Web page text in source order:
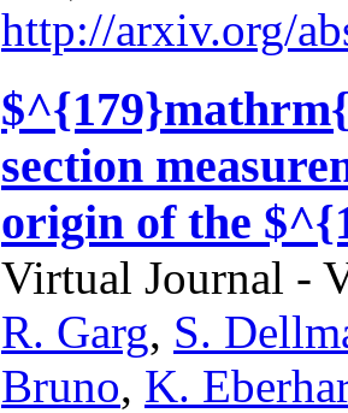
http://arxiv.org/
section
origin of the
Virtual Journal -
R. Garg, S.
Bruno, K.